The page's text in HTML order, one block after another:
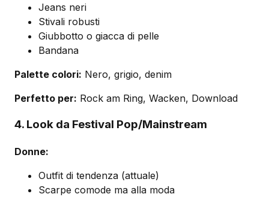
Jeans neri
Stivali robusti
Giubbotto o giacca di pelle
Bandana
Palette colori: Nero, grigio, denim
Perfetto per: Rock am Ring, Wacken, Download
4. Look da Festival Pop/Mainstream
Donne:
Outfit di tendenza (attuale)
Scarpe comode ma alla moda